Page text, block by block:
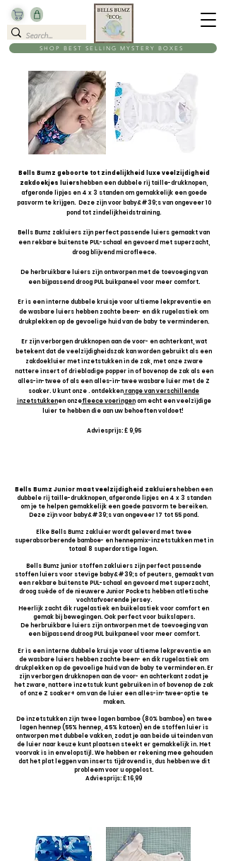
SHOP BEST SELLING MYSTERY BOXES
Bells Bumz geboorte tot zindelijkheid luxe veelzijdigheid
zakdoekjes luiers hebben een dubbele rij taille-drukknopen,
afgeronde lipjes en 4 x 3 standen om gemakkelijk een goede
pasvorm te krijgen. Deze zijn voor baby&#39;s van ongeveer 10
pond tot zindelijkheidstraining.
Bells Bumz zakluiers zijn perfect passende luiers gemaakt van
een rekbare buitenste PUL-schaal en gevoerd met superzacht,
droog blijvend microfleece.
De herbruikbare luiers zijn ontworpen met de toevoeging van
een bijpassend droog PUL buikpaneel voor meer comfort.
Er is een interne dubbele kruisje voor ultieme lekpreventie en
de wasbare luiers hebben zachte been- en dik rugelastiek om
drukplekken op de gevoelige huid van de baby te verminderen.
Er zijn verborgen drukknopen aan de voor- en achterkant, wat
betekent dat de veelzijdigheidszak kan worden gebruikt als een
zakdoekluier met inzetstukken in de zak, met onze zware
nattere insert of driebladige popper in of bovenop de zak als een
alles-in-twee of als een alles-in-twee wasbare luier met de Z
soaker. U kunt onze . ontdekkenrange van verschillende
inzetstukkenen onzefleece voeringenom echt een veelzijdige
luier te hebben die aan uw behoeften voldoet!
Adviesprijs: £ 9,95
Bells Bumz Junior maat veelzijdigheid zakluiers hebben een
dubbele rij taille-drukknopen, afgeronde lipjes en 4 x 3 standen
om je te helpen gemakkelijk een goede pasvorm te bereiken.
Deze zijn voor baby&#39;s van ongeveer 17 tot 55 pond.
Elke Bells Bumz zakluier wordt geleverd met twee
superabsorberende bamboe- en hennepmix-inzetstukken met in
totaal 8 superdorstige lagen.
Bells Bumz junior stoffen zakluiers zijn perfect passende
stoffen luiers voor stevige baby&#39;s of peuters, gemaakt van
een rekbare buitenste PUL-schaal en gevoerd met superzacht,
droog suède of de nieuwere Junior Pockets hebben atletische
vochtafvoerende jersey.
Heerlijk zacht dik rugelastiek en buikelastiek voor comfort en
gemak bij bewegingen. Ook perfect voor buikslapers.
De herbruikbare luiers zijn ontworpen met de toevoeging van
een bijpassend droog PUL buikpaneel voor meer comfort.
Er is een interne dubbele kruisje voor ultieme lekpreventie en
de wasbare luiers hebben zachte been- en dik rugelastiek om
drukplekken op de gevoelige huid van de baby te verminderen. Er
zijn verborgen drukknopen aan de voor- en achterkant zodat je
het zware, nattere inzetstuk kunt gebruiken in of bovenop de zak
of onze Z soaker+ om van de luier een alles-in-twee-optie te
maken.
De inzetstukken zijn twee lagen bamboe (80% bamboe) en twee
lagen hennep (55% hennep, 45% katoen) en de stoffen luier is
ontworpen met dubbele vakken, zodat je aan beide uiteinden van
de luier naar keuze kunt plaatsen steekt er gemakkelijk in. Het
voorvak is in envelopstijl. We hebben er rekening mee gehouden
dat het plat leggen van inserts tijdrovend is, dus hebben we dit
probleem voor u opgelost.
Adviesprijs: £ 16,99